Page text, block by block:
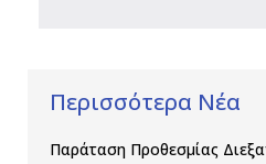
Περισσότερα Νέα
Παράταση Προθεσμίας